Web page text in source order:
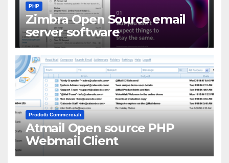
PHP
Zimbra Open Source email
server software
Prodotti Commerciali
Atmail Open source PHP
Webmail Client